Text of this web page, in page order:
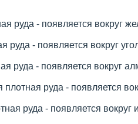
руда - появляется вокруг
руда - появляется вокруг
руда - появляется вокруг
плотная руда - появляется
руда - появляется вокруг